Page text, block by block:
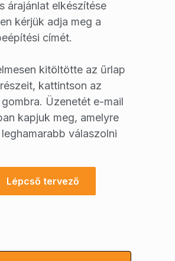
árajánlat elkészítése
kérjük adja meg a
címét.
kitöltötte az űrlap
kattintson az
gombra. Üzenetét e-mail
kapjuk meg, amelyre
válaszolni
Lépcső tervező
Lépcső tervező